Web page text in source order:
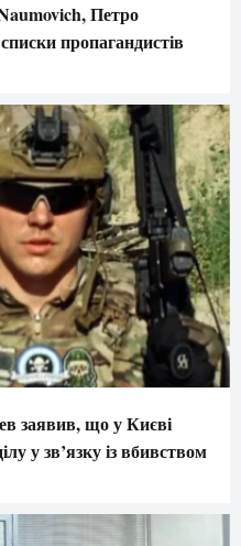
Петро
пропагандистів
заявив, що у Києві
у зв’язку із вбивством